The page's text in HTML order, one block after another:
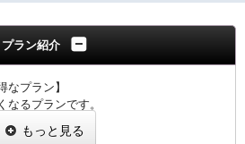
プラン紹介
なプラン】
なるプランです。
もっと見る